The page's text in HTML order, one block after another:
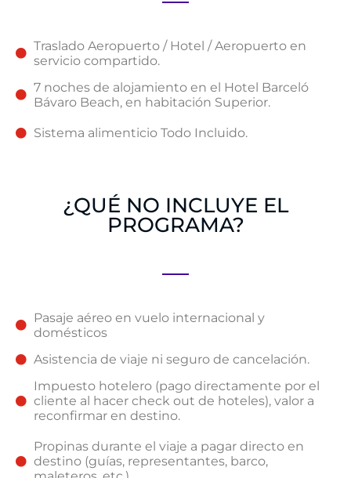
Traslado Aeropuerto / Hotel / Aeropuerto en
servicio compartido.
7 noches de alojamiento en el Hotel Barceló
Bávaro Beach, en habitación Superior.
Sistema alimenticio Todo Incluido.
¿QUÉ NO INCLUYE EL
PROGRAMA?
Pasaje aéreo en vuelo internacional y
domésticos
Asistencia de viaje ni seguro de cancelación.
Impuesto hotelero (pago directamente por el
cliente al hacer check out de hoteles), valor a
reconfirmar en destino.
Propinas durante el viaje a pagar directo en
destino (guías, representantes, barco,